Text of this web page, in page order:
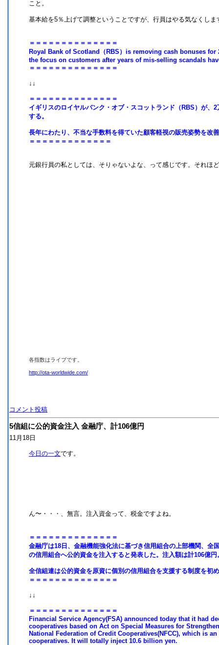
こと。
基本給を5％上げて調整ということですが、行員はやる気なくし
＝＝＝＝＝＝＝＝＝＝＝＝＝＝
Royal Bank of Scotland（RBS）is removing cash bonuses
the focus on customers after years of mis-selling scandals
＝＝＝＝＝＝＝＝＝＝＝＝＝＝
↓↓
＝＝＝＝＝＝＝＝＝＝＝＝＝＝
イギリスのロイヤルバンク・オブ・スコットランド（RBS）が、
する。
長年にわたり、不当な手数料を得ていた顧客軽視の販売姿勢を改
＝＝＝＝＝＝＝＝＝＝＝＝＝
元銀行員の私としては、そりゃないよな、って感じです。それほ
各指数はライブです。
http://ota-worldwide.com/
コメント投稿
5信組に公的資金注入 金融庁、計106億円
11月18日
今日の一文です。
ん〜・・・、無言。注入資金って、税金ですよね。
＝＝＝＝＝＝＝＝＝＝＝＝＝＝
金融庁は18日、金融機能強化法に基づき信用組合の上部機関、全
の信用組合へ公的資金を注入すると発表した。注入額は計106億円
全信組連は公的資金を原資に個別の信用組合を支援する制度を初
＝＝＝＝＝＝＝＝＝＝＝＝＝＝
↓↓
＝＝＝＝＝＝＝＝＝＝＝＝＝＝
Financial Service Agency(FSA) announced today that it had
cooperatives based on Act on Special Measures for
National Federation of Credit Cooperatives(NFCC), which is
cooperatives. It will totally inject 10.6 billion yen.